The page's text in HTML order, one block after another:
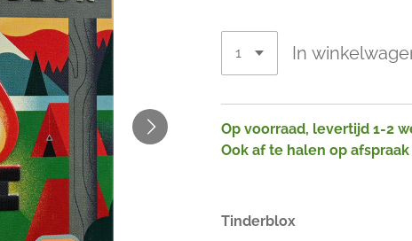
In
Op voorraad, levertijd 1-2
Ook af te halen op
Tinderblox